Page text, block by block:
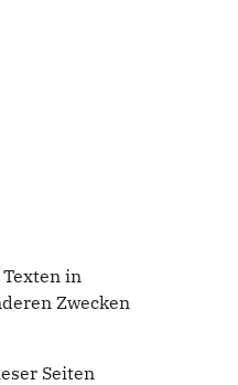
in
Zwecken
Seiten